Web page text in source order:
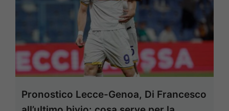
Pronostico Lecce-Genoa, Di Francesco